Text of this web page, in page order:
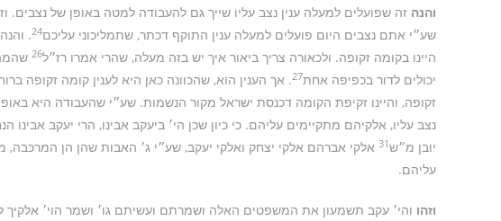
והנה זה שפועלים למעלה ענין נצב עליו שייך גם להעבודה למטה באופן של נצבים.
שע״י אתם נצבים היום פועלים למעלה ענין התוקף דכתר, שתמליכוני עליכם24
.
היינו בקומה זקופה. ולכאורה צריך ביאור איך יש בזה מעלה, שהרי אמרו רז״ל26
יכולים לדור בכפיפה אחת27. אך הענין הוא, שהכוונה כאן היא לענין קומה זקופה
זקופה, והיינו זקיפת הקומה דכנסת ישראל מקור הנשמות. שע״י שהעבודה היא
נצב עליו, אלקיהם מתקיימים עליהם. כי כיון שכן הי׳ ביעקב אבינו, הרי יעקב אבינו
יובן מ״ש31 אלקי אברהם אלקי יצחק ואלקי יעקב, שע״י ג׳ האבות שהן הן
עליהם.
וזהו והי׳ עקב תשמעון את המשפטים האלה ושמרתם ועשיתם גו׳ ושמר הוי׳ אלקיך